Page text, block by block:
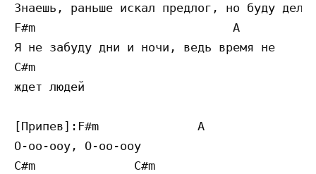
Знаешь, раньше искал предлог, но буду
F#m                            A
Я не забуду дни и ночи, ведь время не
C#m
ждет людей
[Припев]:F#m              A
О-оо-ооу, О-оо-ооу
C#m              C#m